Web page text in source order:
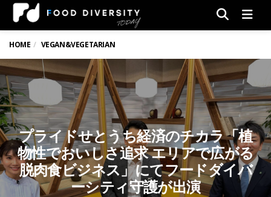
HOME VEGAN&VEGETARIAN
プライドせとうち経済のチカラ「植
物性でおいしさ追求 エリアで広がる
脱肉食ビジネス」にてフードダイバ
ーシティ守護が出演